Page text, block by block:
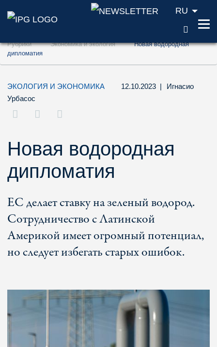
Перейти к содержанию (ключ доступа
Перейти к поиску (ключ доступа '2')
RU
Рубрики Экономика и экология
Новая водородная
дипломатия
ЭКОЛОГИЯ И ЭКОНОМИКА 12.10.2023 |
Игнасио
Урбасос
Новая водородная
дипломатия
ЕС делает ставку на зеленый водород.
Сотрудничество с Латинской
Америкой имеет огромный потенциал,
но следует избегать старых ошибок.